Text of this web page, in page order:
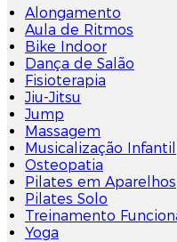
Alongamento
Aula de Ritmos
Bike Indoor
Dança de Salão
Fisioterapia
Jiu-Jitsu
Jump
Massagem
Musicalização Infantil
Osteopatia
Pilates em Aparelhos
Pilates Solo
Treinamento
Yoga